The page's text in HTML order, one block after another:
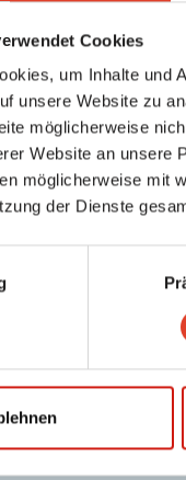
Cookies
um Inhalte und
unsere Website zu
möglicherweise
Website an unsere
möglicherweise mit
der Dienste